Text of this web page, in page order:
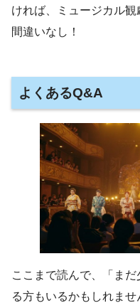
ければ、ミュージカル
間違いなし！
よくあるQ&A
ここまで読んで、「ま
る方もいるかもしれませ